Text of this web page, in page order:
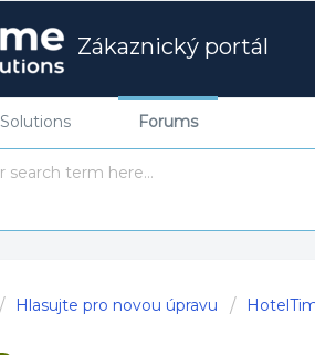
Zákaznický portál
Solutions Forums
Hlasujte pro novou úpravu